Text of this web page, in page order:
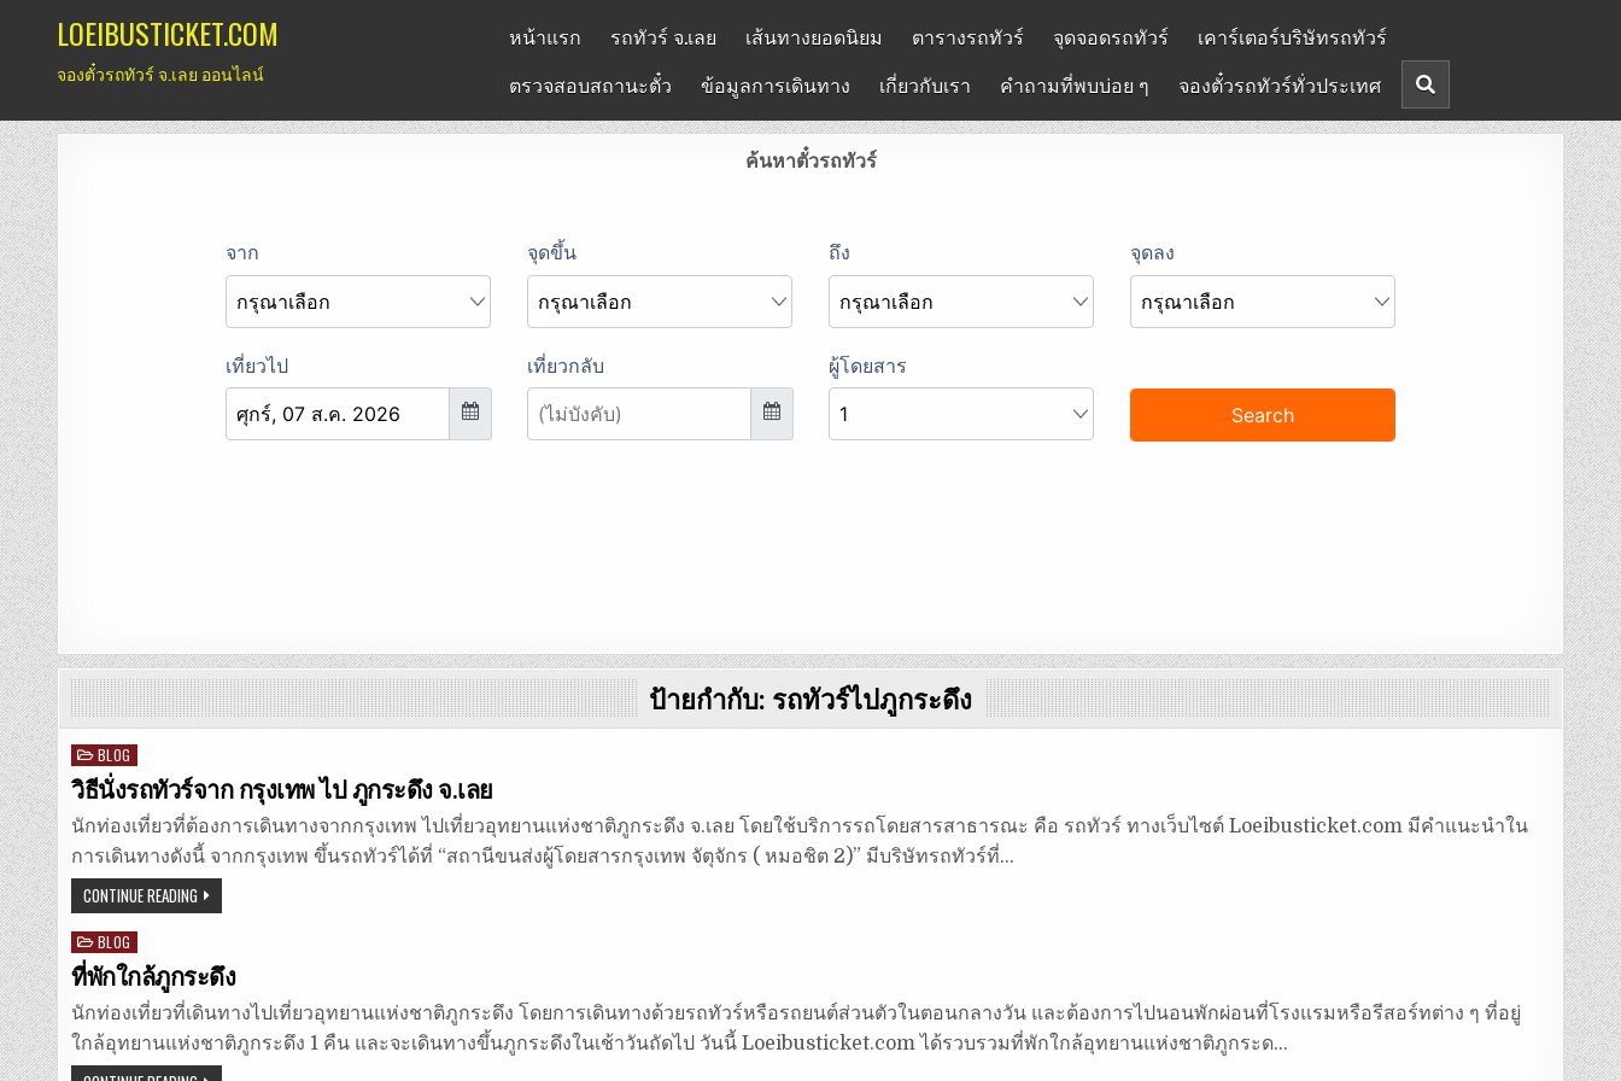
content
LOEIBUSTICKET.COM
จองตั๋วรถทัวร์ จ.เลย ออนไลน์
หน้าแรก รถทัวร์ จ.เลย เส้นทางยอดนิยม ตารางรถทัวร์ จุดจอดรถทัวร์
เคาร์เตอร์บริษัทรถทัวร์
ตรวจสอบสถานะตั๋ว
ข้อมูลการเดินทาง เกี่ยวกับเรา คำถามที่พบบ่อย ๆ จองตั๋วรถทัวร์ทั่วประเทศ
ค้นหาตั๋วรถทัวร์
ป้ายกำกับ: รถทัวร์ไปภูกระดึง
Posted
in
BLOG
วิธีนั่งรถทัวร์จาก กรุงเทพ ไป ภูกระดึง จ.เลย
นักท่องเที่ยวที่ต้องการเดินทางจากกรุงเทพ ไปเที่ยวอุทยานแห่งชาติภูกระดึง จ.เลย โดยใช้บริการรถโดยสารสาธารณะ คือ รถทัวร์ ทางเว็บไซต์ Loeibusticket.com มีคำแนะนำใน
การเดินทางดังนี้ จากกรุงเทพ ขึ้นรถทัวร์ได้ที่ “สถานีขนส่งผู้โดยสารกรุงเทพ จัตุจักร ( หมอชิต 2)” มีบริษัทรถทัวร์ที่…
CONTINUE READING
Posted
in
BLOG
ที่พักใกล้ภูกระดึง
นักท่องเที่ยวที่เดินทางไปเที่ยวอุทยานแห่งชาติภูกระดึง โดยการเดินทางด้วยรถทัวร์หรือรถยนต์ส่วนตัวในตอนกลางวัน และต้องการไปนอนพักผ่อนที่โรงแรมหรือรีสอร์ทต่าง ๆ ที่อยู่
ใกล้อุทยานแห่งชาติภูกระดึง 1 คืน และจะเดินทางขึ้นภูกระดึงในเช้าวันถัดไป วันนี้ Loeibusticket.com ได้รวบรวมที่พักใกล้อุทยานแห่งชาติภูกระด…